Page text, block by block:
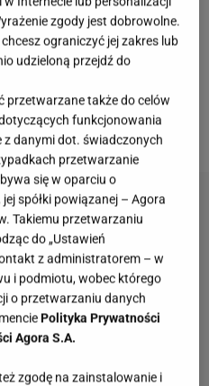
miastoArtura
już zadeklarować w
gotowość do pomocy
Jest też w stałym
zalane tereny.
zgody jest dobrowolne.
ograniczyć jej zakres lub
udzieloną przejdź do
przetwarzane także do celów
funkcjonowania
z danymi dot. świadczonych
przetwarzanie
się w oparciu o
spółki powiązanej – Agora
Takiemu przetwarzaniu
do „Ustawień
z administratorem – w
i podmiotu, wobec którego
o przetwarzaniu danych
Polityka Prywatności
Agora S.A.
zgodę na zainstalowanie i